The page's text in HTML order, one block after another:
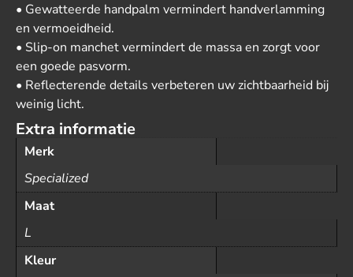
• Gewatteerde handpalm vermindert handverlamming
en vermoeidheid.
• Slip-on manchet vermindert de massa en zorgt voor
een goede pasvorm.
• Reflecterende details verbeteren uw zichtbaarheid bij
weinig licht.
Extra informatie
Merk
Specialized
Maat
L
Kleur